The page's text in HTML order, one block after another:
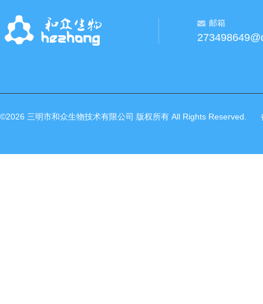
邮箱
©2026 三明市和众生物技术有限公司 版权所有 All Rights Reserved.